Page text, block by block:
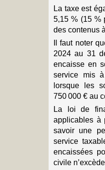
La taxe est
5,15 % (15 %
des contenus
Il faut noter
2024 au 31
encaisse en
service mis
lorsque les
750 000 € au
La loi de
applicables à
savoir une
service
encaissées
civile